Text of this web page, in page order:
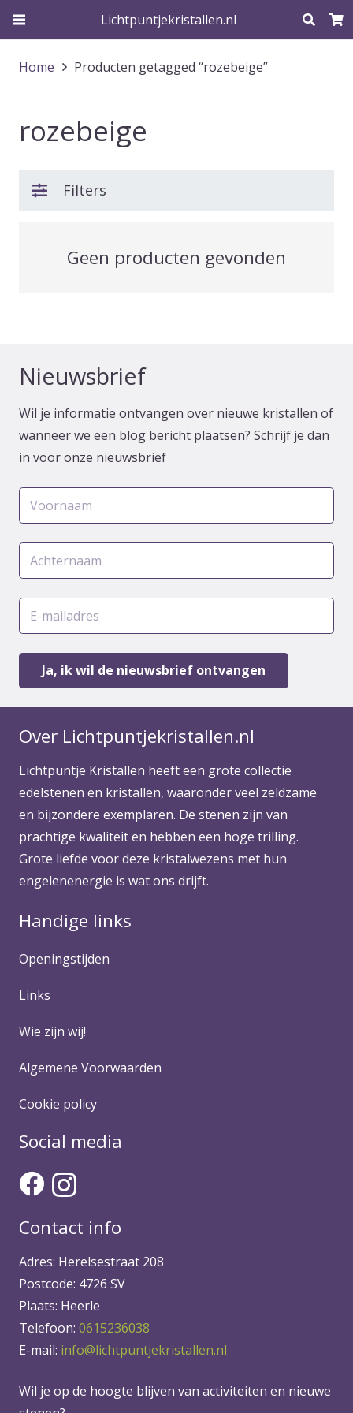
Lichtpuntjekristallen.nl
Home Producten getagged “rozebeige”
rozebeige
Filters
Geen producten gevonden
Nieuwsbrief
Wil je informatie ontvangen over nieuwe kristallen of
wanneer we een blog bericht plaatsen? Schrijf je dan
in voor onze nieuwsbrief
Over Lichtpuntjekristallen.nl
Lichtpuntje Kristallen heeft een grote collectie
edelstenen en kristallen, waaronder veel zeldzame
en bijzondere exemplaren. De stenen zijn van
prachtige kwaliteit en hebben een hoge trilling.
Grote liefde voor deze kristalwezens met hun
engelenenergie is wat ons drijft.
Handige links
Openingstijden
Links
Wie zijn wij!
Algemene Voorwaarden
Cookie policy
Social media
Contact info
Adres: Herelsestraat 208
Postcode: 4726 SV
Plaats: Heerle
Telefoon: 0615236038
E-mail: info@lichtpuntjekristallen.nl
Wil je op de hoogte blijven van activiteiten en nieuwe